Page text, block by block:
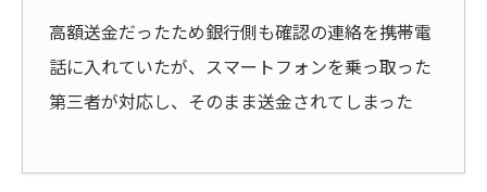
高額送金だったため銀行側も確認の連絡を携帯電
話に入れていたが、スマートフォンを乗っ取った
第三者が対応し、そのまま送金されてしまった